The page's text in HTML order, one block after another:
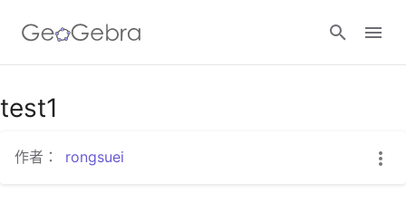
test1
作者： rongsuei